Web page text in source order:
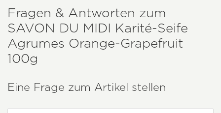
Fragen & Antworten zum
SAVON DU MIDI Karité-Seife
Agrumes Orange-Grapefruit
100g
Eine Frage zum Artikel stellen